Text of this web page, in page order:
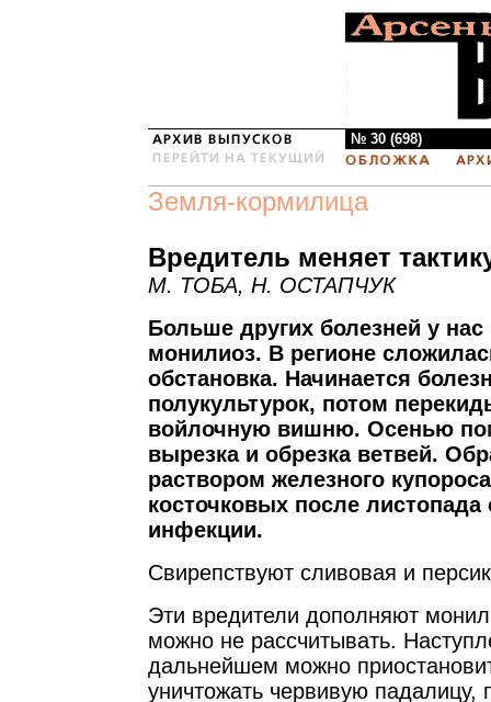
№ 30 (698)
Земля-кормилица
Вредитель меняет
М. ТОБА, Н. ОСТАПЧУК
Больше других болезней у нас
монилиоз. В регионе
обстановка. Начинается
полукультурок, потом
войлочную вишню. Осенью
вырезка и обрезка ветвей.
раствором железного
косточковых после листопада
инфекции.
Свирепствуют сливовая и
Эти вредители дополняют
можно не рассчитывать.
дальнейшем можно
уничтожать червивую падалицу,